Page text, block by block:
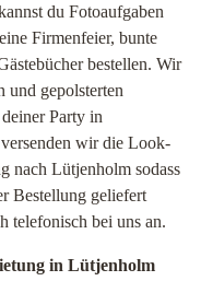
du Fotoaufgaben
Firmenfeier, bunte
bestellen. Wir
und gepolsterten
Party in
wir die Look-
nach Lütjenholm sodass
Bestellung geliefert
telefonisch bei uns an.
in Lütjenholm